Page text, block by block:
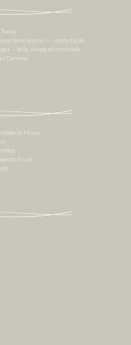
(sans beurre) — recette facile
— belle, simple et irrésistible
Caramel
de Morue
Fruité